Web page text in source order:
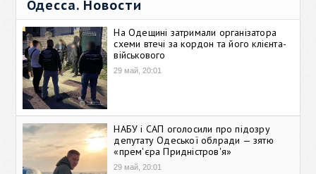
Одесса. Новости
На Одещині затримали організатора
схеми втечі за кордон та його клієнта-
військового
29 май, 20:01
НАБУ і САП оголосили про підозру
депутату Одеської облради — зятю
«прем'єра Придністров'я»
29 май, 20:01